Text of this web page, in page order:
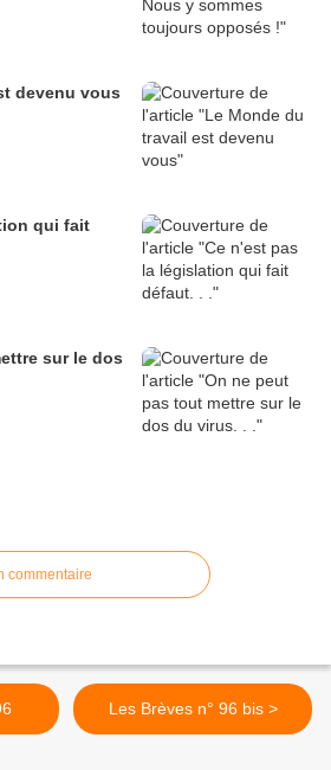
devenu vous
qui fait
sur le dos
commentaire
Les Brèves n° 96 bis >